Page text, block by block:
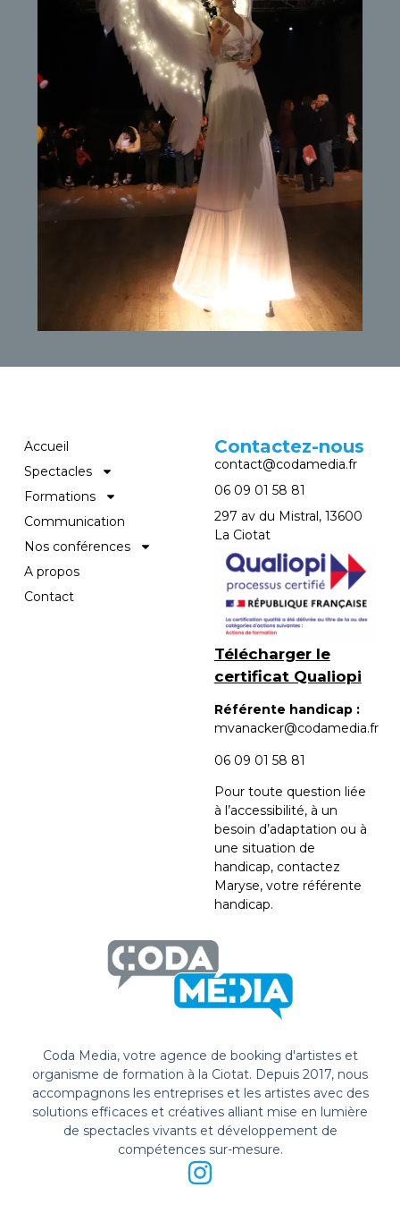
Coda Media, votre agence de booking d'artistes et
organisme de formation à la Ciotat. Depuis 2017, nous
accompagnons les entreprises et les artistes avec des
solutions efficaces et créatives alliant mise en lumière
de spectacles vivants et développement de
compétences sur-mesure.
Accueil
Spectacles
Formations
Communication
Nos conférences
A propos
Contact
Contactez-nous
contact@codamedia.fr​
06 09 01 58 81​
297 av du Mistral, 13600
La Ciotat
Télécharger le
certificat Qualiopi
Référente handicap :
mvanacker@codamedia.fr
06 09 01 58 81​
Pour toute question liée
à l’accessibilité, à un
besoin d’adaptation ou à
une situation de
handicap, contactez
Maryse, votre référente
handicap.